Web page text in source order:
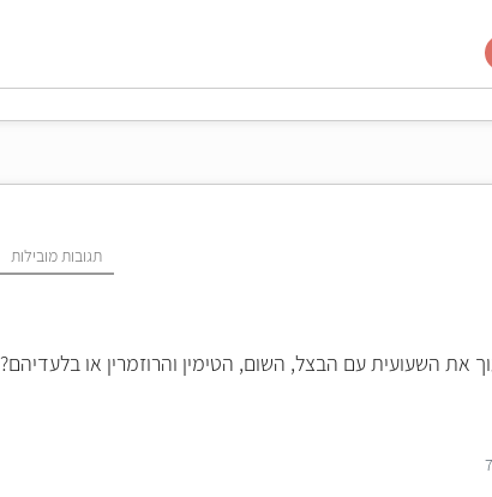
תגובות מובילות
את השעועית עם הבצל, השום, הטימין והרוזמרין או בלעדיהם?